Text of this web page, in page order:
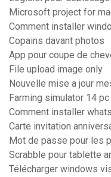
Microsoft project for
Comment installer
Copains davant photos
App pour coupe de
File upload image only
Nouvelle mise a jour
Farming simulator 14
Comment installer
Carte invitation
Mot de passe pour les
Scrabble pour tablette
Télécharger windows